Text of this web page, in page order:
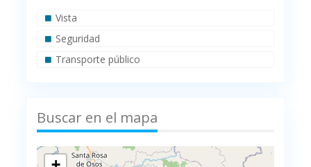
Vista
Seguridad
Transporte público
Buscar en el mapa